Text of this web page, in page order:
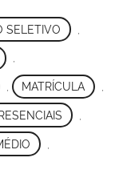
SELETIVO
,
MATRÍCULA